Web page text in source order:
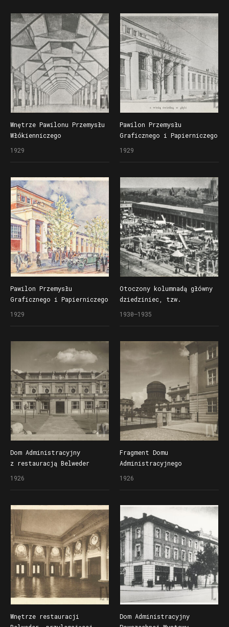
Wystawę Krajową (Pewukę),
akwarela B. Kopczyńskiego
Wystawy Krajowej (Pewuki)
Wnętrze Pawilonu Przemysłu
Włókienniczego
zaprojektowanego
Krajową (Pewukę)
1929
Pawilon Przemysłu
Graficznego i Papierniczego
na Powszechnej Wystawie
1929
Pawilon Przemysłu
Graficznego i Papierniczego
na Powszechnej Wystawie
1929
Otoczony kolumnadą główny
dziedziniec, tzw.
Pl. św. Marka,
Wystawę Krajową (Pewukę)
1930–1935
Dom Administracyjny
z restauracją Belweder
na Targach Poznańskich,
dyrekcji Pewuki
oraz restauracja
1926
Fragment Domu
Administracyjnego
z restauracją Belweder
Powszechnej Wystawy
Krajowej gmach dyrekcji
Pewuki, w Wieży
Górnośląskiej prezentowano
stoiska przemysłu
metalowego
1926
Wnętrze restauracji
Dom Administracyjny